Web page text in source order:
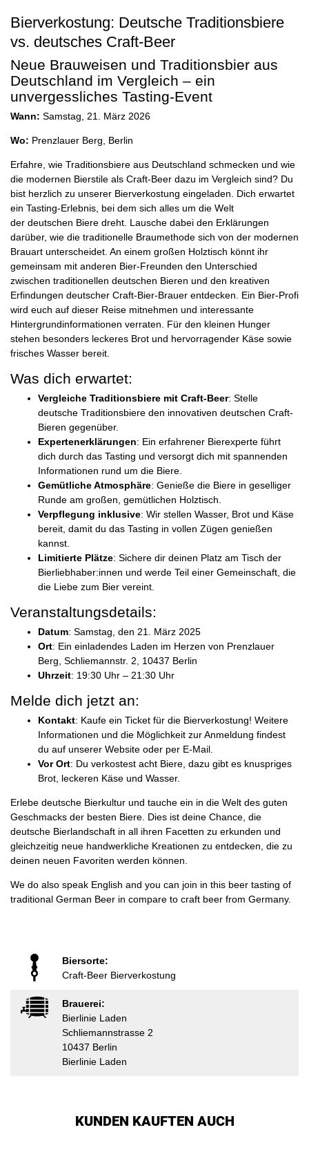
Bierverkostung: Deutsche Traditionsbiere
vs. deutsches Craft-Beer
Neue Brauweisen und Traditionsbier aus
Deutschland im Vergleich – ein
unvergessliches Tasting-Event
Wann: Samstag, 21. März 2026
Wo: Prenzlauer Berg, Berlin
Erfahre, wie Traditionsbiere aus Deutschland schmecken und wie
die modernen Bierstile als Craft-Beer dazu im Vergleich sind? Du
bist herzlich zu unserer Bierverkostung eingeladen. Dich erwartet
ein Tasting-Erlebnis, bei dem sich alles um die Welt
der deutschen Biere dreht. Lausche dabei den Erklärungen
darüber, wie die traditionelle Braumethode sich von der modernen
Brauart unterscheidet. An einem großen Holztisch könnt ihr
gemeinsam mit anderen Bier-Freunden den Unterschied
zwischen traditionellen deutschen Bieren und den kreativen
Erfindungen deutscher Craft-Bier-Brauer entdecken. Ein Bier-Profi
wird euch auf dieser Reise mitnehmen und interessante
Hintergrundinformationen verraten. Für den kleinen Hunger
stehen besonders leckeres Brot und hervorragender Käse sowie
frisches Wasser bereit.
Was dich erwartet:
Vergleiche Traditionsbiere mit Craft-Beer: Stelle
deutsche Traditionsbiere den innovativen deutschen Craft-
Bieren gegenüber.
Expertenerklärungen: Ein erfahrener Bierexperte führt
dich durch das Tasting und versorgt dich mit spannenden
Informationen rund um die Biere.
Gemütliche Atmosphäre: Genieße die Biere in geselliger
Runde am großen, gemütlichen Holztisch.
Verpflegung inklusive: Wir stellen Wasser, Brot und Käse
bereit, damit du das Tasting in vollen Zügen genießen
kannst.
Limitierte Plätze: Sichere dir deinen Platz am Tisch der
Bierliebhaber:innen und werde Teil einer Gemeinschaft, die
die Liebe zum Bier vereint.
Veranstaltungsdetails:
Datum: Samstag, den 21. März 2025
Ort: Ein einladendes Laden im Herzen von Prenzlauer
Berg, Schliemannstr. 2, 10437 Berlin
Uhrzeit: 19:30 Uhr – 21:30 Uhr
Melde dich jetzt an:
Kontakt: Kaufe ein Ticket für die Bierverkostung! Weitere
Informationen und die Möglichkeit zur Anmeldung findest
du auf unserer Website oder per E-Mail.
Vor Ort: Du verkostest acht Biere, dazu gibt es knuspriges
Brot, leckeren Käse und Wasser.
Erlebe deutsche Bierkultur und tauche ein in die Welt des guten
Geschmacks der besten Biere. Dies ist deine Chance, die
deutsche Bierlandschaft in all ihren Facetten zu erkunden und
gleichzeitig neue handwerkliche Kreationen zu entdecken, die zu
deinen neuen Favoriten werden können.
We do also speak English and you can join in this beer tasting of
traditional German Beer in compare to craft beer from Germany.
Biersorte:
Craft-Beer Bierverkostung
Brauerei:
Bierlinie Laden
Schliemannstrasse 2
10437 Berlin
Bierlinie Laden
KUNDEN KAUFTEN AUCH